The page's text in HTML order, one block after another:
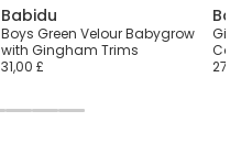
Babidu
Boys Green Velour Babygrow
with Gingham Trims
31,00 £
Girls
27,00